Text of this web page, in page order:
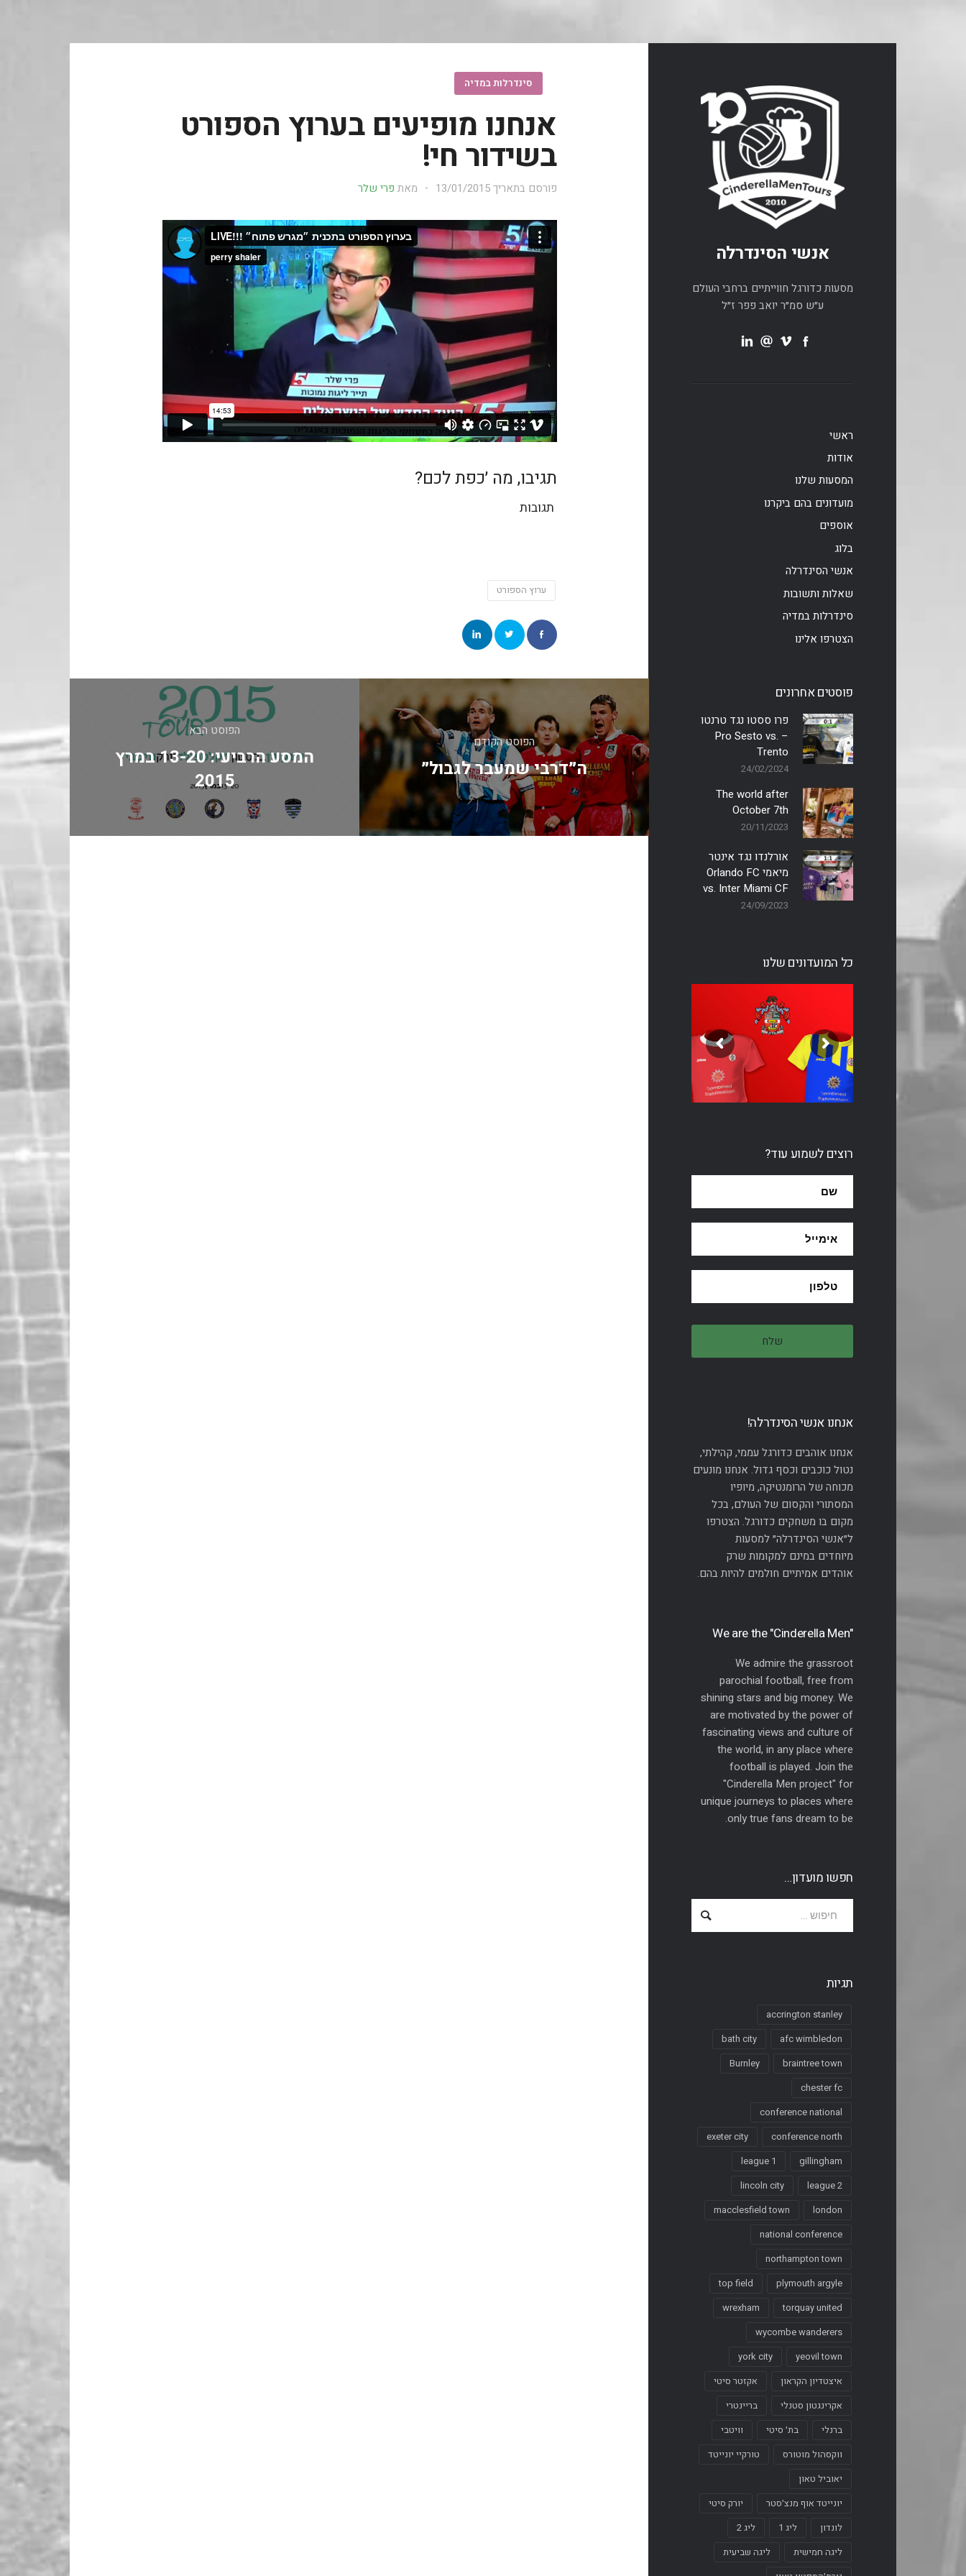
אנשי הסינדרלה
מסעות כדורגל חווייתיים ברחבי העולם
ע״ש סמ״ר יואב פפר ז״ל
ראשי
אודות
המסעות שלנו
מועדונים בהם ביקרנו
אוספים
בלוג
אנשי הסינדרלה
שאלות ותשובות
סינדרלות במדיה
הצטרפו אלינו
פוסטים אחרונים
פרו ססטו נגד טרנטו
– Pro Sesto vs.
Trento
24/02/2024
The world after
October 7th
20/11/2023
אורלנדו נגד אינטר
מיאמי Orlando FC
vs. Inter Miami CF
24/09/2023
כל המועדונים שלנו
רוצים לשמוע עוד?
אנחנו אנשי הסינדרלה!
אנחנו אוהבים כדורגל עממי, קהילתי,
נטול כוכבים וכסף גדול. אנחנו מונעים
מכוחה של הרומנטיקה, מיופיו
המסתורי והקסום של העולם, בכל
מקום בו משחקים כדורגל. הצטרפו
ל״אנשי הסינדרלה״ למסעות
מיוחדים במינם למקומות שרק
אוהדים אמיתיים חולמים להיות בהם.
"We are the "Cinderella Men
We admire the grassroot
parochial football, free from
shining stars and big money. We
are motivated by the power of
fascinating views and culture of
the world, in any place where
football is played. Join the
"Cinderella Men project" for
unique journeys to places where
only true fans dream to be.
חפשו מועדון…
תגיות
accrington stanley
afc wimbledon
bath city
braintree town
Burnley
chester fc
conference national
conference north
exeter city
gillingham
league 1
league 2
lincoln city
london
macclesfield town
national conference
northampton town
plymouth argyle
top field
torquay united
wrexham
wycombe wanderers
yeovil town
york city
איצטדיון הקראון
אקזטר סיטי
אקרינגטון סטנלי
בריינטרי
ברנלי
בת׳ סיטי
וויטבי
ווקסהול מוטורס
טורקיי יונייטד
יאוביל טאון
יונייטד אוף מנצ׳סטר
יורק סיטי
לונדון
ליג 1
ליג 2
ליגה חמישית
ליגה שביעית
סינדרלות במדיה
אנחנו מופיעים בערוץ הספורט
בשידור חי!
פורסם בתאריך13/01/2015 מאת פרי שלר
תגיבו, מה ׳כפת לכם?
תגובות
ערוץ הספורט
הפוסט הקודם
ה״דרבי שמעבר לגבול״
הפוסט הבא
המסע הרביעי: 13-20 במרץ
2015